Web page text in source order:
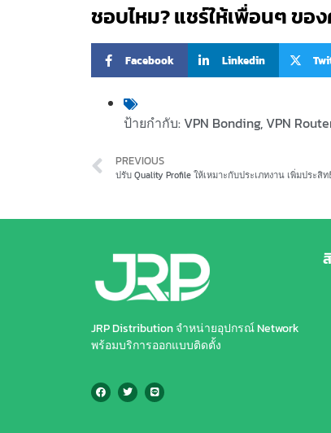
ชอบไหม? แชร์ให้เพื่อนๆ ข
Facebook Linkedin
ป้ายกำกับ: VPN Bonding, VPN
PREVIOUS
ปรับ Quality Profile ให้เหมาะกับประเภทงาน เพิ่มประ
JRP Distribution จำหน่ายอุปกรณ์ Network
พร้อมบริการออกแบบติดตั้ง